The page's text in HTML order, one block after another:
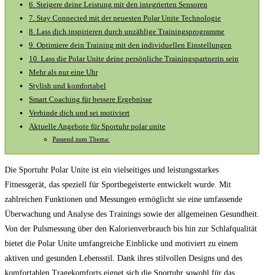
6. Steigere deine Leistung mit den integrierten Sensoren
7. ‍Stay Connected mit der neuesten Polar Unite Technologie
8. Lass dich inspirieren durch unzählige Trainingsprogramme
9. Optimiere dein Training mit den individuellen Einstellungen
10. ⁢Lass die Polar Unite deine persönliche Trainingspartnerin sein
Mehr als nur eine Uhr
Stylish und ⁢komfortabel
Smart Coaching für bessere Ergebnisse
Verbinde dich⁣ und sei motiviert
Aktuelle Angebote für Sportuhr polar ⁢unite
Passend zum Thema:
Die Sportuhr Polar Unite ist ein vielseitiges und leistungsstarkes
Fitnessgerät, das speziell für Sportbegeisterte entwickelt wurde. Mit
zahlreichen Funktionen und Messungen ermöglicht sie eine umfassende
Überwachung und Analyse des Trainings sowie der allgemeinen Gesundheit.
Von der Pulsmessung über den Kalorienverbrauch bis hin zur Schlafqualität
bietet die Polar Unite umfangreiche Einblicke und motiviert zu einem
aktiven und gesunden Lebensstil. Dank ihres stilvollen Designs und des
komfortablen Tragekomforts eignet sich die Sportuhr sowohl für das